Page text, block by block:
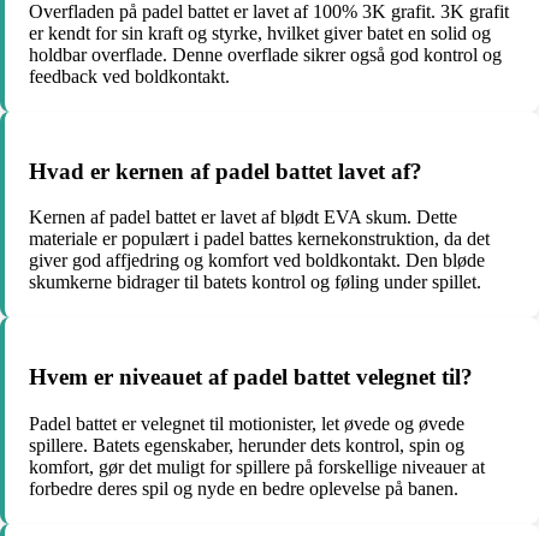
Overfladen på padel battet er lavet af 100% 3K grafit. 3K grafit
er kendt for sin kraft og styrke, hvilket giver batet en solid og
holdbar overflade. Denne overflade sikrer også god kontrol og
feedback ved boldkontakt.
Hvad er kernen af padel battet lavet af?
Kernen af padel battet er lavet af blødt EVA skum. Dette
materiale er populært i padel battes kernekonstruktion, da det
giver god affjedring og komfort ved boldkontakt. Den bløde
skumkerne bidrager til batets kontrol og føling under spillet.
Hvem er niveauet af padel battet velegnet til?
Padel battet er velegnet til motionister, let øvede og øvede
spillere. Batets egenskaber, herunder dets kontrol, spin og
komfort, gør det muligt for spillere på forskellige niveauer at
forbedre deres spil og nyde en bedre oplevelse på banen.